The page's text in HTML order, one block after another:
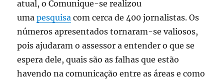
atual, o Comunique-se realizou
umapesquisa com cerca de 400 jornalistas. Os
números apresentados tornaram-se valiosos,
pois ajudaram o assessor a entender o que se
espera dele, quais são as falhas que estão
havendo na comunicação entre as áreas e como